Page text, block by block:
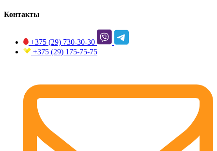
Контакты
+375 (29) 730-30-30
+375 (29) 175-75-75